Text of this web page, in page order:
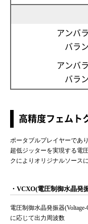
アンバ
バラ
アンバ
バラ
高精度フェムト
ポータブルプレイヤーであ
超低ジッターを実現する電
クによりオリジナルソース
・VCXO(電圧制御水晶発
電圧制御水晶発振器
に応じて出力周波数